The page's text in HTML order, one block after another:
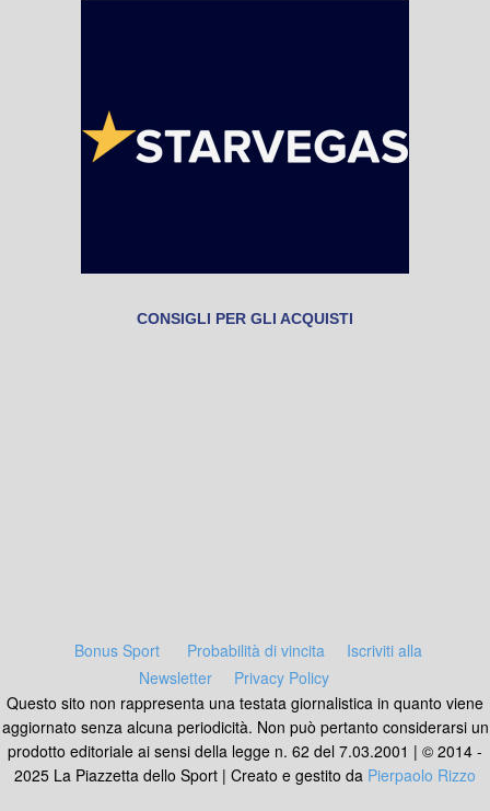
CONSIGLI PER GLI ACQUISTI
Bonus Sport Probabilità di vincita
Iscriviti alla
Newsletter
Privacy Policy
Questo sito non rappresenta una testata giornalistica in quanto viene
aggiornato senza alcuna periodicità. Non può pertanto considerarsi un
prodotto editoriale ai sensi della legge n. 62 del 7.03.2001 | © 2014 -
2025 La Piazzetta dello Sport | Creato e gestito da Pierpaolo Rizzo